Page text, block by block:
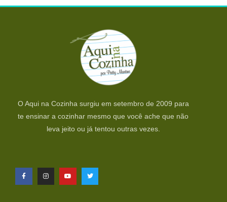
O Aqui na Cozinha surgiu em setembro de 2009 para
te ensinar a cozinhar mesmo que você ache que não
leva jeito ou já tentou outras vezes.